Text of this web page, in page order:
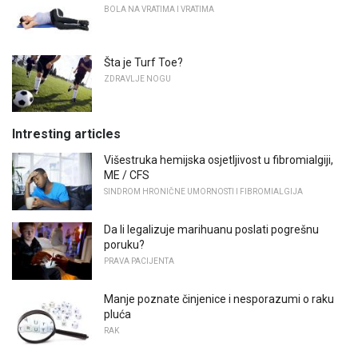
BOLA NA VRATIMA I VRATIMA
Šta je Turf Toe?
ZDRAVLJE NOGU
Intresting articles
Višestruka hemijska osjetljivost u fibromialgiji,
ME / CFS
SINDROM HRONIČNE UMORNOSTI I FIBROMIALGIJA
Da li legalizuje marihuanu poslati pogrešnu
poruku?
PRAVA PACIJENTA
Manje poznate činjenice i nesporazumi o raku
pluća
RAK